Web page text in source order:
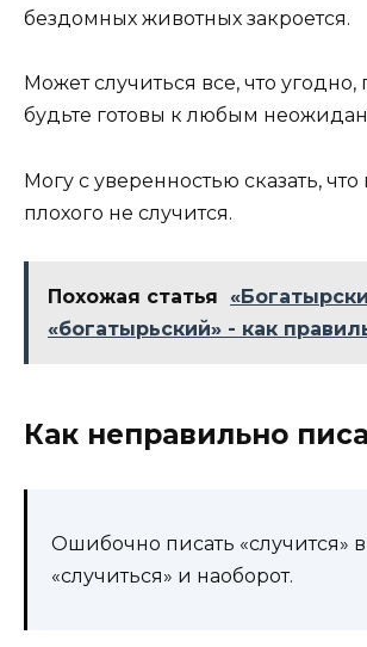
бездомных животных закроется.
Может случиться все, что угодно,
будьте готовы к любым
Могу с уверенностью сказать, что
плохого не случится.
Похожая статья
«богатырьский» - как
Как неправильно
Ошибочно писать «случится»
«случиться» и наоборот.